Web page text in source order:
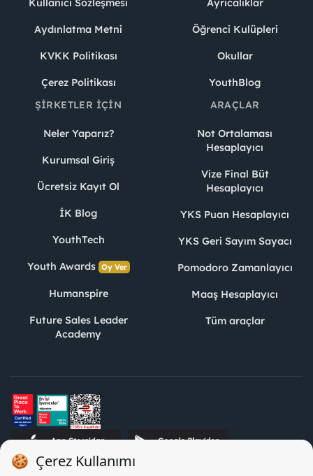
Kullanıcı Sözleşmesi
Aydınlatma Metni
KVKK Politikası
Çerez Politikası
Ayrıcalıklar
Öğrenci Kulüpleri
Okullar
YouthBlog
ŞIRKETLER İÇIN
Neler Yaparız?
Kurumsal Giriş
Ücretsiz Kayıt Ol
İK Blog
YouthTech
Youth Awards Oy Ver
Humanspire
Future Sales Leader
Academy
ARAÇLAR
Not Ortalaması
Hesaplayıcı
Vize Final Büt
Hesaplayıcı
YKS Puan Hesaplayıcı
YKS Geri Sayım Sayacı
Pomodoro Zamanlayıcı
Maaş Hesaplayıcı
Tüm araçlar